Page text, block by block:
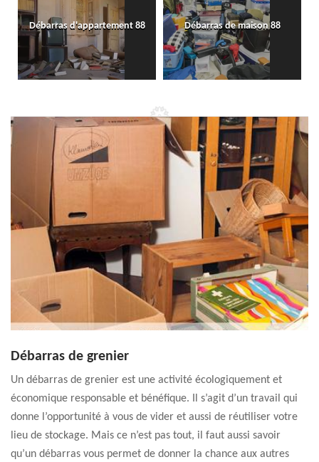
Débarras d'appartement 88 Débarras de maison 88
Débarras de grenier
Un débarras de grenier est une activité écologiquement et
économique responsable et bénéfique. Il s’agit d’un travail qui
donne l’opportunité à vous de vider et aussi de réutiliser votre
lieu de stockage. Mais ce n’est pas tout, il faut aussi savoir
qu’un débarras vous permet de donner la chance aux autres